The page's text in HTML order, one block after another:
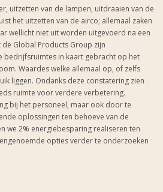
uitzetten van de lampen, uitdraaien van de
het uitzetten van de airco; allemaal zaken
wellicht niet uit worden uitgevoerd na een
Global Products Group zijn
bedrijfsruimtes in kaart gebracht op het
Waardes welke allemaal op, of zelfs
liggen. Ondanks deze constatering zien
ruimte voor verdere verbetering.
bij het personeel, maar ook door te
oplossingen ten behoeve van de
we 2% energiebesparing realiseren ten
opties verder te onderzoeken